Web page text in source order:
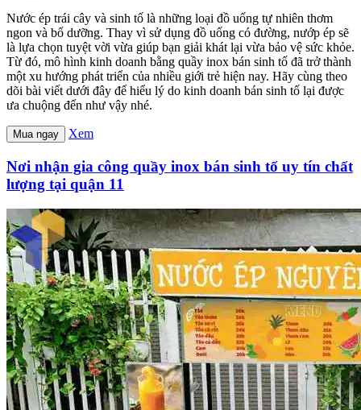
Nước ép trái cây và sinh tố là những loại đồ uống tự nhiên thơm
ngon và bổ dưỡng. Thay vì sử dụng đồ uống có đường, nướp ép sẽ
là lựa chọn tuyệt vời vừa giúp bạn giải khát lại vừa bảo vệ sức khỏe.
Từ đó, mô hình kinh doanh bằng quầy inox bán sinh tố đã trở thành
một xu hướng phát triển của nhiều giới trẻ hiện nay. Hãy cùng theo
dõi bài viết dưới đây để hiểu lý do kinh doanh bán sinh tố lại được
ưa chuộng đến như vậy nhé.
Mua ngay Xem
Nơi nhận gia công quầy inox bán sinh tố uy tín chất
lượng tại quận 11